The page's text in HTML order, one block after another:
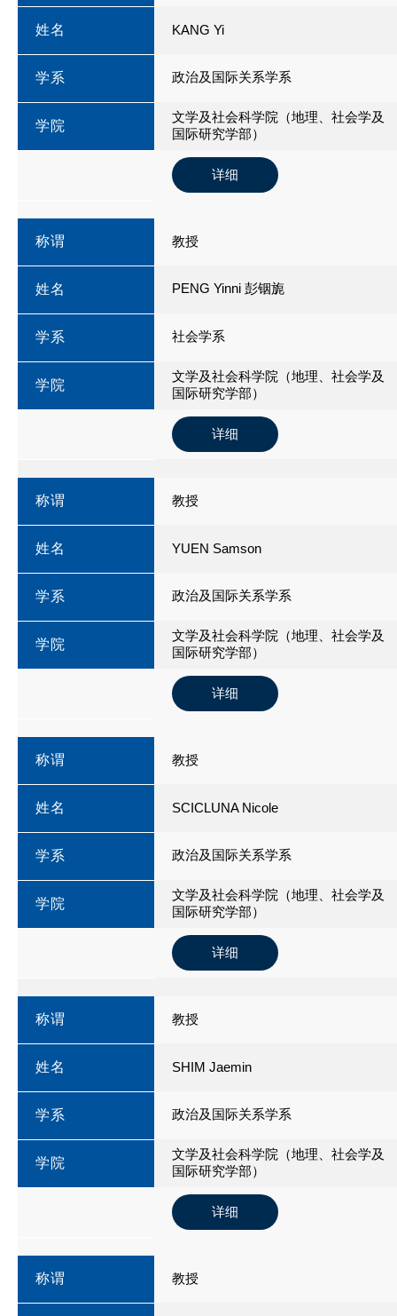
姓名 KANG Yi
学系 政治及国际关系学系
学院
文学及社会科学院（地理、社会学及
国际研究学部）
详细
称谓 教授
姓名 PENG Yinni 彭铟旎
学系 社会学系
学院
文学及社会科学院（地理、社会学及
国际研究学部）
详细
称谓 教授
姓名 YUEN Samson
学系 政治及国际关系学系
学院
文学及社会科学院（地理、社会学及
国际研究学部）
详细
称谓 教授
姓名 SCICLUNA Nicole
学系 政治及国际关系学系
学院
文学及社会科学院（地理、社会学及
国际研究学部）
详细
称谓 教授
姓名 SHIM Jaemin
学系 政治及国际关系学系
学院
文学及社会科学院（地理、社会学及
国际研究学部）
详细
称谓 教授